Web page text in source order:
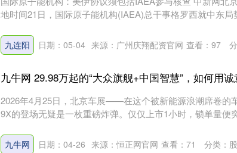
地时间21日，国际原子能机构(IAEA)总干事格罗西就中东局
九连阳 日期：05-04 来源：广州庆翔配资官网 查看： 97
九牛网 29.98万起的“大众旗舰+中国智慧”，如何用
2026年4月25日，北京车展——在这个被新能源浪潮席卷的
9X的登场无疑是一枚重磅炸弹。仅仅上市1小时，锁单量便
九牛网 日期：04-26 来源：恒正网官网 查看： 71 分类：